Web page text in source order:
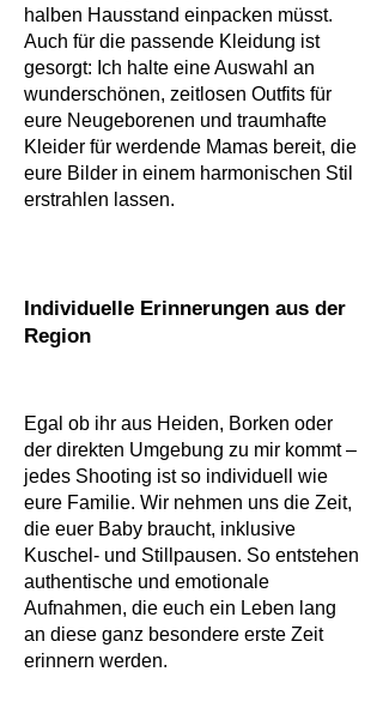
halben Hausstand einpacken müsst.
Auch für die passende Kleidung ist
gesorgt: Ich halte eine Auswahl an
wunderschönen, zeitlosen Outfits für
eure Neugeborenen und traumhafte
Kleider für werdende Mamas bereit, die
eure Bilder in einem harmonischen Stil
erstrahlen lassen.
Individuelle Erinnerungen aus der
Region
Egal ob ihr aus Heiden, Borken oder
der direkten Umgebung zu mir kommt –
jedes Shooting ist so individuell wie
eure Familie. Wir nehmen uns die Zeit,
die euer Baby braucht, inklusive
Kuschel- und Stillpausen. So entstehen
authentische und emotionale
Aufnahmen, die euch ein Leben lang
an diese ganz besondere erste Zeit
erinnern werden.